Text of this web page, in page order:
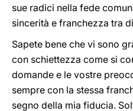
sue radici nella fede
sincerità e franchezza tra
Sapete bene che vi sono
con schiettezza come si
domande e le vostre
sempre con la stessa
segno della mia fiducia.